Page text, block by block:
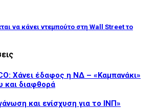
να κάνει ντεμπούτο στη Wall Street το
Χάνει έδαφος η ΝΔ – «Καμπανάκι»
και διαφθορά
και ενίσχυση για το ΙΝΠ»